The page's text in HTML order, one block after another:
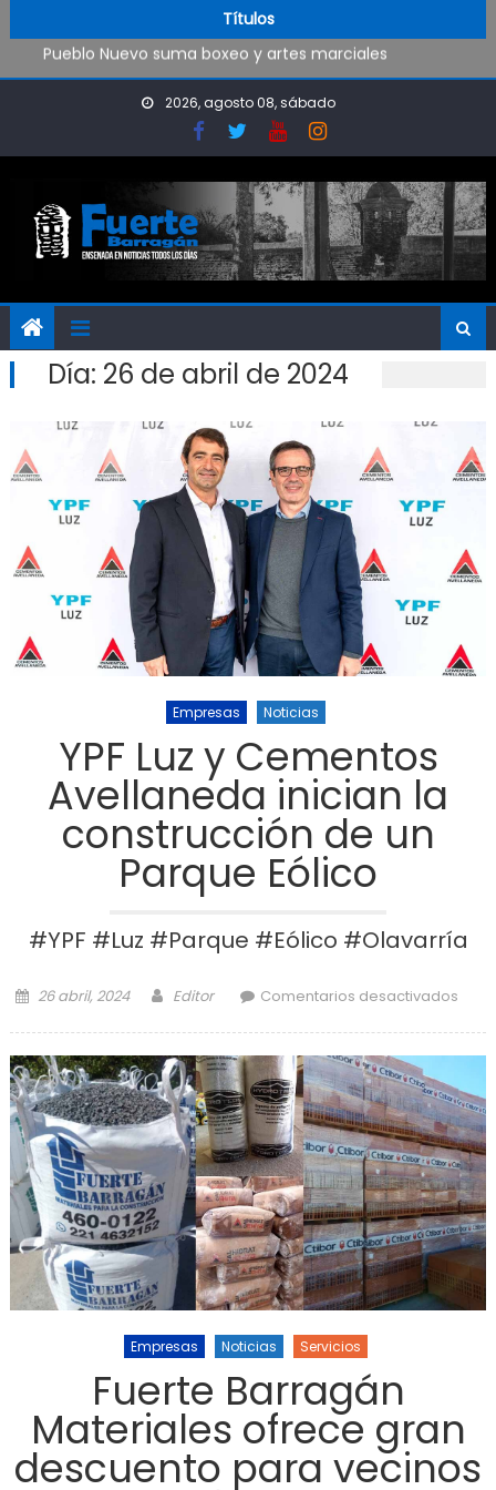
Títulos
Pueblo Nuevo suma boxeo y artes marciales
OPINIÓN: ¿Hasta cuándo vamos a soportar todo esto?
El Rojo juega este sábado en Ensenada y necesita ganar
2026, agosto 08, sábado
Día: 26 de abril de 2024
Empresas Noticias
YPF Luz y Cementos
Avellaneda inician la
construcción de un
Parque Eólico
#YPF #Luz #Parque #Eólico #Olavarría
Posted on
26 abril, 2024 Author
Editor Comentarios desactivados
Empresas Noticias Servicios
Fuerte Barragán
Materiales ofrece gran
descuento para vecinos